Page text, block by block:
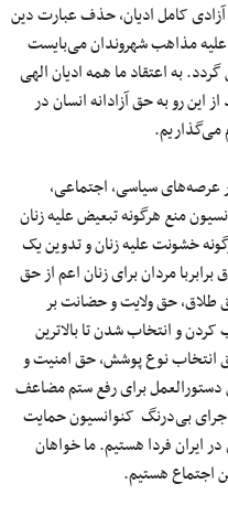
آزادی کامل ادیان، حذف عبارت دین
مذاهب شهروندان می‌بایست
به اعتقاد ما همه ادیان الهی
این رو به حق آزادانه انسان در
می‌گذاریم.
عرصه‌های سیاسی، اجتماعی،
منع هرگونه تبعیض علیه زنان
خشونت علیه زنان و تدوین یک
مردان برای زنان اعم از حق
حق ولایت و حضانت بر
و انتخاب شدن تا بالاترین
انتخاب نوع پوشش، حق امنیت و
دستورالعمل برای رفع ستم مضاعف
اجرای بی‌درنگ کنوانسیون حمایت
ایران فردا هستیم. ما خواهان
اجتماع هستیم.